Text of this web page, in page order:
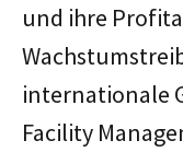
und ihre
internationale
Facility